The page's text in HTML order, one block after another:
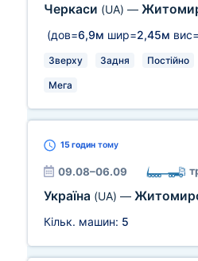
Черкаси (UA) —
(дов=6,9м шир=2,45м вис=
Зверху Задня Постійно
Мега
15 годин тому
09.08–06.09
Україна (UA) —
Кільк. машин: 5